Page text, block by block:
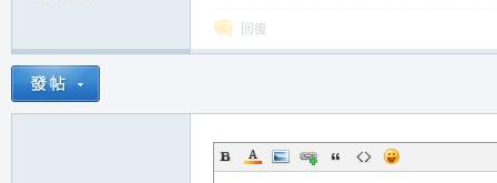
回復